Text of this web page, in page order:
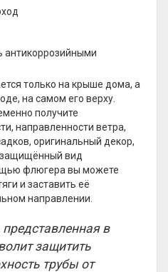
только на крыше дома, а
на самом его верху.
получите
направленности ветра,
оригинальный декор,
вид
флюгера вы можете
и заставить её
направлении.
в
защитить
трубы от